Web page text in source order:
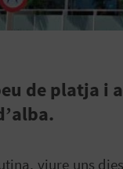
de platja i
viure uns